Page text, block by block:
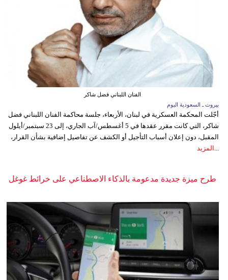
الفنان اللبناني فضل شاكر
بيروت ـ السعودية اليوم
أجّلت المحكمة العسكرية في لبنان، الأربعاء، جلسة محاكمة الفنان اللبناني فضل
شاكر، التي كانت مقرر عقدها في 5 أغسطس/آب الجاري، إلى 23 سبتمبر/أيلول
المقبل، دون إعلان أسباب التأجيل أو الكشف عن تفاصيل إضافية بشأن القرار،
المزيد
طرح ميزة جديدة مدعومة بالذكاء الاصطناعي على خرائط غوغل